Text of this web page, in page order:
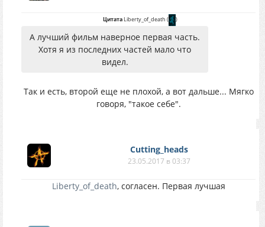
ЦитатаLiberty_of_death ( )
А лучший фильм наверное первая часть.
Хотя я из последних частей мало что
видел.
Так и есть, второй еще не плохой, а вот дальше... Мягко
говоря, "такое себе".
Cutting_heads
23.05.2017 в 03:37
Liberty_of_death, согласен. Первая лучшая